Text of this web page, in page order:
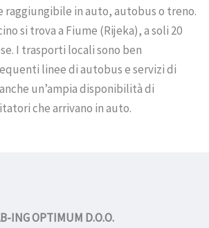
raggiungibile in auto, autobus o treno.
si trova a Fiume (Rijeka), a soli 20
I trasporti locali sono ben
linee di autobus e servizi di
un’ampia disponibilità di
che arrivano in auto.
ING OPTIMUM D.O.O.